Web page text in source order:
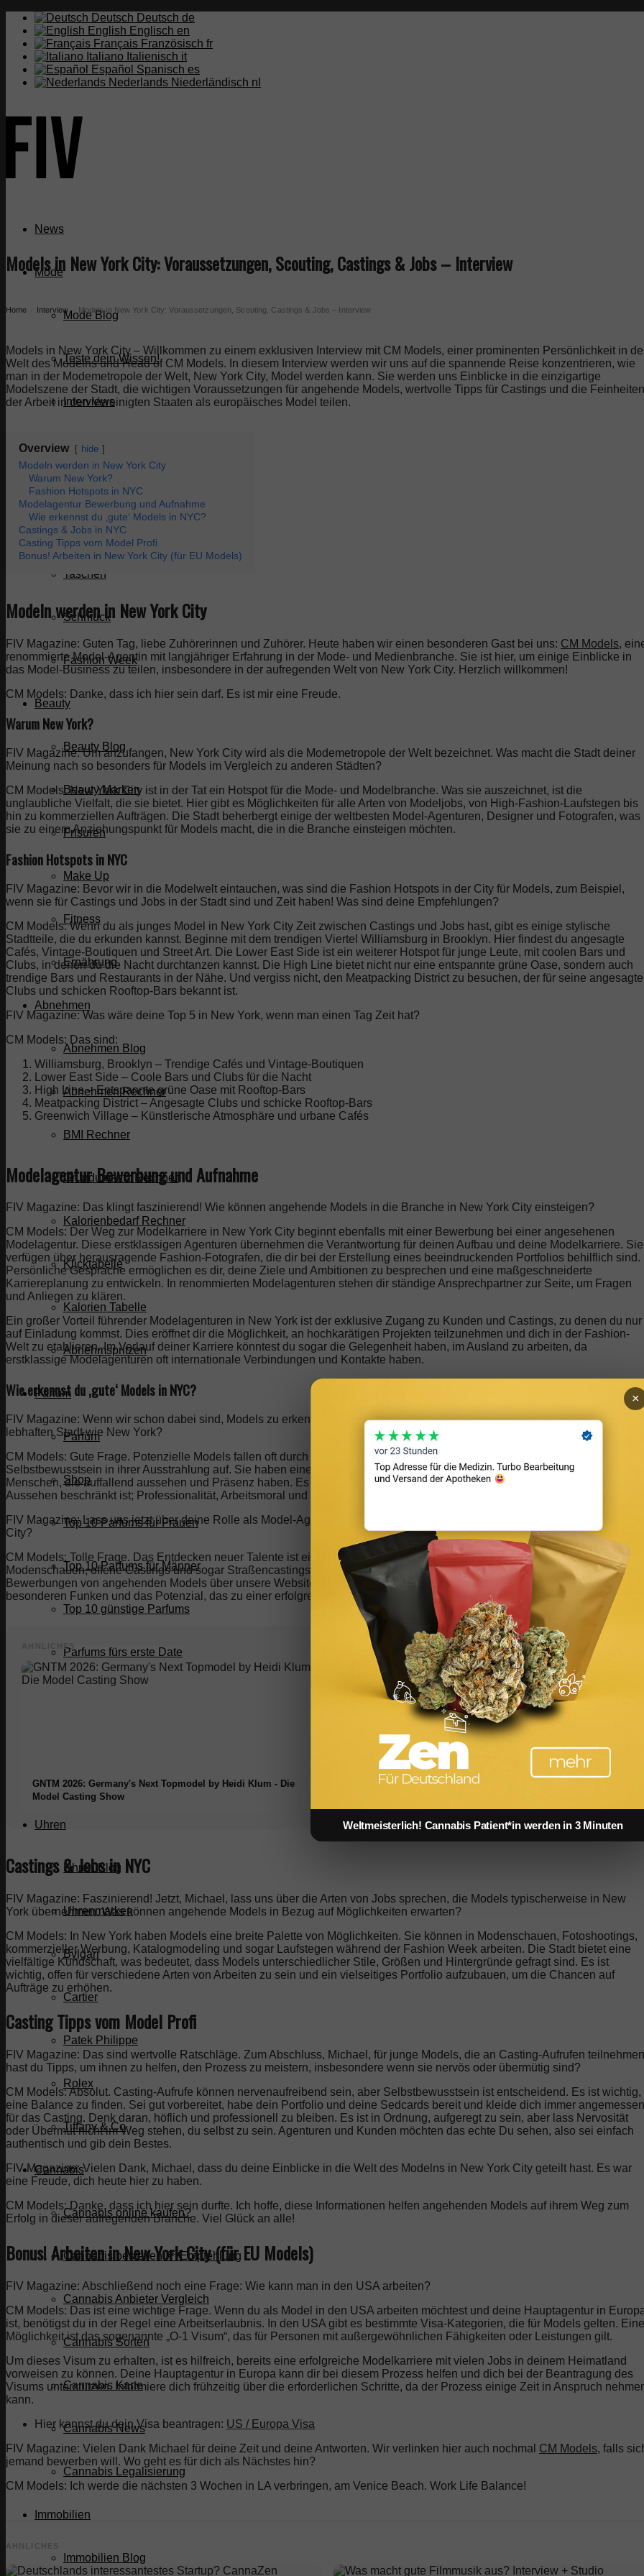
Deutsch Deutsch de
English Englisch en
Français Französisch fr
Italiano Italienisch it
Español Spanisch es
Nederlands Niederländisch nl
News
Mode
Mode Blog
Teste dein Wissen!
Interviews
Modemarken
Damen
Herren
Taschen
Schmuck
Fashion Week
Beauty
Beauty Blog
Beauty Marken
Frisuren
Make Up
Fitness
Ernährung
Abnehmen
Abnehmen Blog
Abnehmen Rechner
BMI Rechner
Grundumsatz Rechner
Kalorienbedarf Rechner
Klicktabelle
Kalorien Tabelle
Abnehmspritzen
Parfum
Parfüm
Shop
Top 10 Parfums für Frauen
Top 10 Parfums für Männer
Top 10 günstige Parfums
Parfums fürs erste Date
Nischenparfums
Uhren
Uhren Blog
Uhrenmarken
Bvlgari
Cartier
Patek Philippe
Rolex
Tiffany & Co
Cannabis
Cannabis online kaufen?
Cannabis bestellen 🥦 Empfehlung
Cannabis Anbieter Vergleich
Cannabis Sorten
Cannabis Karte
Cannabis News
Cannabis Legalisierung
Immobilien
Immobilien Blog
Models in New York City: Voraussetzungen, Scouting, Castings & Jobs – Interview
Home Interview Models in New York City: Voraussetzungen, Scouting, Castings & Jobs – Interview
Models in New York City – Willkommen zu einem exklusiven Interview mit CM Models, einer prominenten Persönlichkeit in
Welt des Modelns und Head of CM Models. In diesem Interview werden wir uns auf die spannende Reise konzentrieren, wie
man in der Modemetropole der Welt, New York City, Model werden kann. Sie werden uns Einblicke in die einzigartige
Modelszene der Stadt, die wichtigen Voraussetzungen für angehende Models, wertvolle Tipps für Castings und die Feinheiten
der Arbeit in den Vereinigten Staaten als europäisches Model teilen.
Overview hide
Modeln werden in New York City
Warum New York?
Fashion Hotspots in NYC
Modelagentur Bewerbung und Aufnahme
Wie erkennst du ‚gute‘ Models in NYC?
Castings & Jobs in NYC
Casting Tipps vom Model Profi
Bonus! Arbeiten in New York City (für EU Models)
Modeln werden in New York City
FIV Magazine: Guten Tag, liebe Zuhörerinnen und Zuhörer. Heute haben wir einen besonderen Gast bei uns: CM Models,
renommierte Model-Agentin mit langjähriger Erfahrung in der Mode- und Medienbranche. Sie ist hier, um einige Einblicke in
das Model-Business zu teilen, insbesondere in der aufregenden Welt von New York City. Herzlich willkommen!
CM Models: Danke, dass ich hier sein darf. Es ist mir eine Freude.
Warum New York?
FIV Magazine: Um anzufangen, New York City wird als die Modemetropole der Welt bezeichnet. Was macht die Stadt deiner
Meinung nach so besonders für Models im Vergleich zu anderen Städten?
CM Models: New York City ist in der Tat ein Hotspot für die Mode- und Modelbranche. Was sie auszeichnet, ist die
unglaubliche Vielfalt, die sie bietet. Hier gibt es Möglichkeiten für alle Arten von Modeljobs, von High-Fashion-Laufstegen bis
hin zu kommerziellen Aufträgen. Die Stadt beherbergt einige der weltbesten Model-Agenturen, Designer und Fotografen, was
sie zu einem Anziehungspunkt für Models macht, die in die Branche einsteigen möchten.
Fashion Hotspots in NYC
FIV Magazine: Bevor wir in die Modelwelt eintauchen, was sind die Fashion Hotspots in der City für Models, zum Beispiel,
wenn sie für Castings und Jobs in der Stadt sind und Zeit haben! Was sind deine Empfehlungen?
CM Models: Wenn du als junges Model in New York City Zeit zwischen Castings und Jobs hast, gibt es einige stylische
Stadtteile, die du erkunden kannst. Beginne mit dem trendigen Viertel Williamsburg in Brooklyn. Hier findest du angesagte
Cafés, Vintage-Boutiquen und Street Art. Die Lower East Side ist ein weiterer Hotspot für junge Leute, mit coolen Bars und
Clubs, in denen du die Nacht durchtanzen kannst. Die High Line bietet nicht nur eine entspannte grüne Oase, sondern auch
trendige Bars und Restaurants in der Nähe. Und vergiss nicht, den Meatpacking District zu besuchen, der für seine
Clubs und schicken Rooftop-Bars bekannt ist.
FIV Magazine: Was wäre deine Top 5 in New York, wenn man einen Tag Zeit hat?
CM Models: Das sind:
Williamsburg, Brooklyn – Trendige Cafés und Vintage-Boutiquen
Lower East Side – Coole Bars und Clubs für die Nacht
High Line – Entspannte grüne Oase mit Rooftop-Bars
Meatpacking District – Angesagte Clubs und schicke Rooftop-Bars
Greenwich Village – Künstlerische Atmosphäre und urbane Cafés
Modelagentur Bewerbung und Aufnahme
FIV Magazine: Das klingt faszinierend! Wie können angehende Models in die Branche in New York City einsteigen?
CM Models: Der Weg zur Modelkarriere in New York City beginnt ebenfalls mit einer Bewerbung bei einer angesehenen
Modelagentur. Diese erstklassigen Agenturen übernehmen die Verantwortung für deinen Aufbau und deine Modelkarriere. Sie
verfügen über herausragende Fashion-Fotografen, die dir bei der Erstellung eines beeindruckenden Portfolios behilflich sind.
Persönliche Gespräche ermöglichen es dir, deine Ziele und Ambitionen zu besprechen und eine maßgeschneiderte
Karriereplanung zu entwickeln. In renommierten Modelagenturen stehen dir ständige Ansprechpartner zur Seite, um Fragen
und Anliegen zu klären.
Ein großer Vorteil führender Modelagenturen in New York ist der exklusive Zugang zu Kunden und Castings, zu denen du nur
auf Einladung kommst. Dies eröffnet dir die Möglichkeit, an hochkarätigen Projekten teilzunehmen und dich in der Fashion-
Welt zu etablieren. Im Verlauf deiner Karriere könntest du sogar die Gelegenheit haben, im Ausland zu arbeiten, da
erstklassige Modelagenturen oft internationale Verbindungen und Kontakte haben.
Wie erkennst du ‚gute‘ Models in NYC?
FIV Magazine: Wenn wir schon dabei sind, Models zu erkennen, wie erkennt man potenzielle Models, insbesondere in einer
lebhaften Stadt wie New York?
CM Models: Gute Frage. Potenzielle Models fallen oft durch ihre einzigartigen Merkmale, Proportionen und ein angeborenes
Selbstbewusstsein in ihrer Ausstrahlung auf. Sie haben einen gewissen „Look“, der Aufmerksamkeit erregt. Achte auf
Menschen, die auffallend aussehen und Präsenz haben. Es ist jedoch wichtig zu bedenken, dass das Modeln nicht nur auf
Aussehen beschränkt ist; Professionalität, Arbeitsmoral und Persönlichkeit sind genauso wichtig.
FIV Magazine: Lass uns jetzt über deine Rolle als Model-Agentin sprechen. Wie scoutest du nach neuen Models in New York
City?
CM Models: Tolle Frage. Das Entdecken neuer Talente ist einer der aufregendsten Aspekte meiner Arbeit. Wir besuchen oft
Modenschauen, offene Castings und sogar Straßencastings, um frische Gesichter zu finden. Darüber hinaus erhalten wir
Bewerbungen von angehenden Models über unsere Website und soziale Medien. Bei der Suche achten wir auf diesen
besonderen Funken und das Potenzial, das zu einer erfolgreichen Modelkarriere entwickelt werden kann.
ÄHNLICHES
GNTM 2026: Germany's Next Topmodel by Heidi Klum - Die
Model Casting Show
Cannabis weltweit: Gesetze in USA, Kanada & Europa
Castings & Jobs in NYC
FIV Magazine: Faszinierend! Jetzt, Michael, lass uns über die Arten von Jobs sprechen, die Models typischerweise in New
York übernehmen. Was können angehende Models in Bezug auf Möglichkeiten erwarten?
CM Models: In New York haben Models eine breite Palette von Möglichkeiten. Sie können in Modenschauen, Fotoshootings,
kommerzieller Werbung, Katalogmodeling und sogar Laufstegen während der Fashion Week arbeiten. Die Stadt bietet eine
vielfältige Kundschaft, was bedeutet, dass Models unterschiedlicher Stile, Größen und Hintergründe gefragt sind. Es ist
wichtig, offen für verschiedene Arten von Arbeiten zu sein und ein vielseitiges Portfolio aufzubauen, um die Chancen auf
Aufträge zu erhöhen.
Casting Tipps vom Model Profi
FIV Magazine: Das sind wertvolle Ratschläge. Zum Abschluss, Michael, für junge Models, die an Casting-Aufrufen
hast du Tipps, um ihnen zu helfen, den Prozess zu meistern, insbesondere wenn sie nervös oder übermütig sind?
CM Models: Absolut. Casting-Aufrufe können nervenaufreibend sein, aber Selbstbewusstsein ist entscheidend. Es ist wichtig,
eine Balance zu finden. Sei gut vorbereitet, habe dein Portfolio und deine Sedcards bereit und kleide dich immer angemessen
für das Casting. Denk daran, höflich und professionell zu bleiben. Es ist in Ordnung, aufgeregt zu sein, aber lass Nervosität
oder Übermut nicht im Weg stehen, du selbst zu sein. Agenturen und Kunden möchten das echte Du sehen, also sei einfach
authentisch und gib dein Bestes.
FIV Magazine: Vielen Dank, Michael, dass du deine Einblicke in die Welt des Modelns in New York City geteilt hast. Es war
eine Freude, dich heute hier zu haben.
CM Models: Danke, dass ich hier sein durfte. Ich hoffe, diese Informationen helfen angehenden Models auf ihrem Weg zum
Erfolg in dieser aufregenden Branche. Viel Glück an alle!
Bonus! Arbeiten in New York City (für EU Models)
FIV Magazine: Abschließend noch eine Frage: Wie kann man in den USA arbeiten?
CM Models: Das ist eine wichtige Frage. Wenn du als Model in den USA arbeiten möchtest und deine Hauptagentur in
ist, benötigst du in der Regel eine Arbeitserlaubnis. In den USA gibt es bestimmte Visa-Kategorien, die für Models gelten. Eine
Möglichkeit ist das sogenannte „O-1 Visum“, das für Personen mit außergewöhnlichen Fähigkeiten oder Leistungen gilt.
Um dieses Visum zu erhalten, ist es hilfreich, bereits eine erfolgreiche Modelkarriere mit vielen Jobs in deinem Heimatland
vorweisen zu können. Deine Hauptagentur in Europa kann dir bei diesem Prozess helfen und dich bei der Beantragung des
Visums unterstützen. Informiere dich frühzeitig über die erforderlichen Schritte, da der Prozess einige Zeit in Anspruch
kann.
Hier kannst du dein Visa beantragen: US / Europa Visa
FIV Magazine: Vielen Dank Michael für deine Zeit und deine Antworten. Wir verlinken hier auch nochmal CM Models, falls
jemand bewerben will. Wo geht es für dich als Nächstes hin?
CM Models: Ich werde die nächsten 3 Wochen in LA verbringen, am Venice Beach. Work Life Balance!
ÄHNLICHES
Weltmeisterlich! Cannabis Patient*in werden in 3 Minuten
×